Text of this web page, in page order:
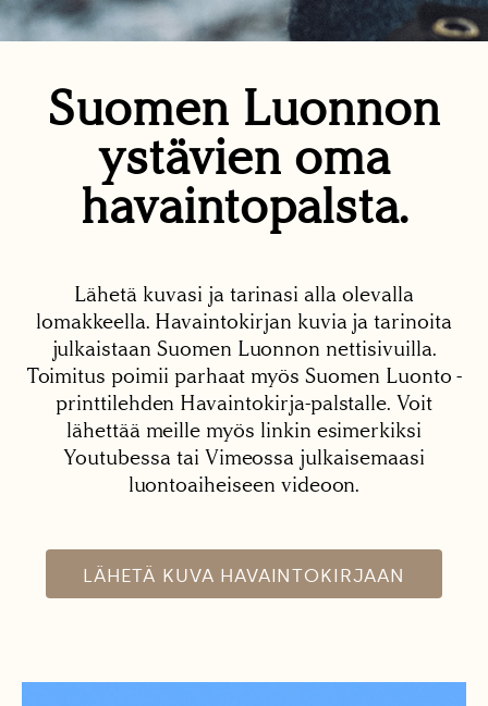
Suomen Luonnon
ystävien oma
havaintopalsta.
Lähetä kuvasi ja tarinasi alla olevalla
lomakkeella. Havaintokirjan kuvia ja tarinoita
julkaistaan Suomen Luonnon nettisivuilla.
Toimitus poimii parhaat myös Suomen Luonto -
printtilehden Havaintokirja-palstalle. Voit
lähettää meille myös linkin esimerkiksi
Youtubessa tai Vimeossa julkaisemaasi
luontoaiheiseen videoon.
LÄHETÄ KUVA HAVAINTOKIRJAAN